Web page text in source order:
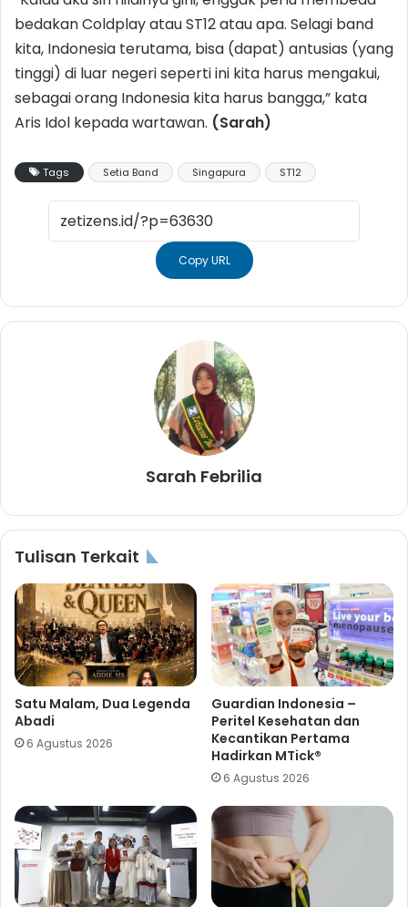
bedakan Coldplay atau ST12 atau apa. Selagi band
kita, Indonesia terutama, bisa (dapat) antusias (yang
tinggi) di luar negeri seperti ini kita harus mengakui,
sebagai orang Indonesia kita harus bangga,” kata
Aris Idol kepada wartawan. (Sarah)
Tags Setia Band Singapura ST12
Copy URL
Sarah Febrilia
Tulisan Terkait
Satu Malam, Dua Legenda
Abadi
6 Agustus 2026
Guardian Indonesia –
Peritel Kesehatan dan
Kecantikan Pertama
Hadirkan MTick®
6 Agustus 2026